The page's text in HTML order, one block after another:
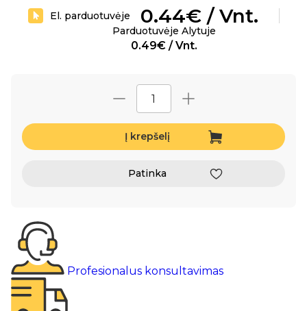
El. parduotuvėje 0.44€ / Vnt.
Parduotuvėje Alytuje
0.49€ / Vnt.
Į krepšelį
Patinka
Profesionalus konsultavimas